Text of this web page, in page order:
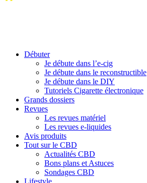
Débuter
Je débute dans l’e-cig
Je débute dans le reconstructible
Je débute dans le DIY
Tutoriels Cigarette électronique
Grands dossiers
Revues
Les revues matériel
Les revues e-liquides
Avis produits
Tout sur le CBD
Actualités CBD
Bons plans et Astuces
Sondages CBD
Lifestyle